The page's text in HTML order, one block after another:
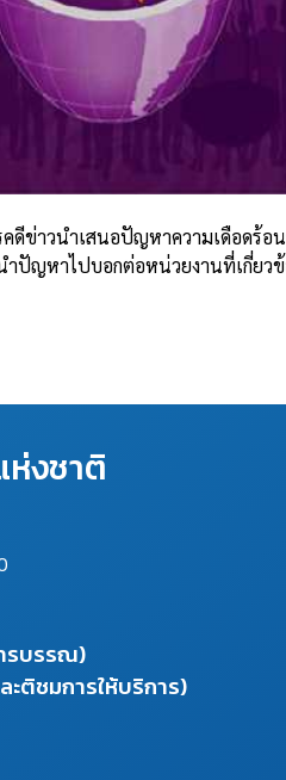
คดีข่าวนำเสนอปัญหาความเดือด
ปัญหาไปบอกต่อหน่วยงานที่เกี่ย
งชาติ
รบรรณ)
ติชมการให้บริการ)